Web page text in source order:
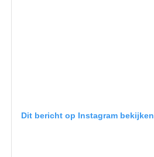
Dit bericht op Instagram bekijken